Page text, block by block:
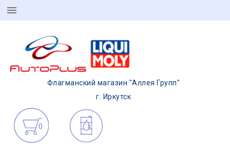
Флагманский магазин "Аллея Групп"
г. Иркутск
0